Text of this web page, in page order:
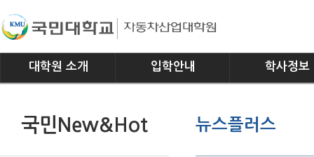
대학원 소개
연혁
입학안내 학사정보
교과과정
국민New&Hot 뉴스플러스